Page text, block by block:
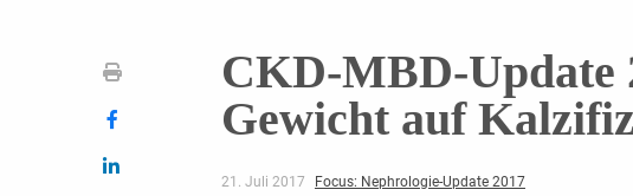
CKD-MBD-Update
Gewicht auf
21. Juli 2017 Focus: Nephrologie-Update 2017